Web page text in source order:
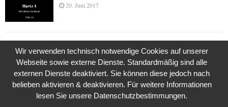
20. Juni 2017
12. Oktober 2020
Die Geschichte der Kubushäuser
Wir verwenden technisch notwendige Cookies auf unserer
Webseite sowie externe Dienste. Standardmäßig sind alle
externen Dienste deaktiviert. Sie können diese jedoch nach
belieben aktivieren & deaktivieren. Für weitere Informationen
lesen Sie unsere Datenschutzbestimmungen.